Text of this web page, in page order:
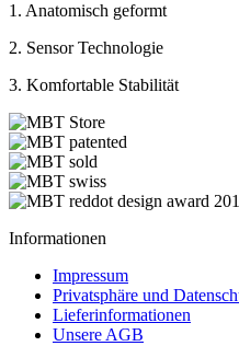
1. Anatomisch geformt
2. Sensor Technologie
3. Komfortable Stabilität
Informationen
Impressum
Privatsphäre und
Lieferinformationen
Unsere AGB